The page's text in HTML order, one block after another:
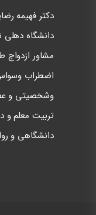
دكتر فهيمه
دانشگاه دهلی
مشاور ازدواج
اضطراب
وشخصيتی و
دانشگاهی و